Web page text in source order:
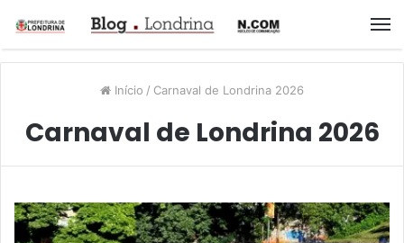
Início / Carnaval de Londrina 2026
Carnaval de Londrina 2026